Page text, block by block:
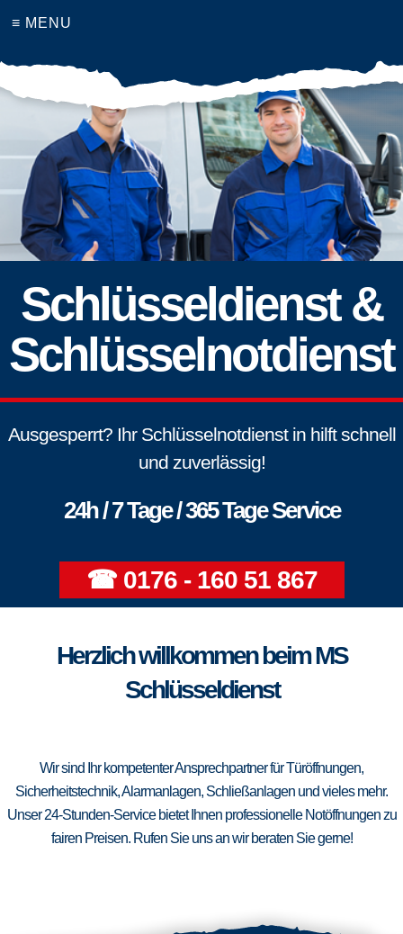
≡ MENU
Schlüsseldienst &
Schlüsselnotdienst
Ausgesperrt? Ihr Schlüsselnotdienst in hilft schnell
und zuverlässig!
24h / 7 Tage / 365 Tage Service
☎ 0176 - 160 51 867
Herzlich willkommen beim MS
Schlüsseldienst
Wir sind Ihr kompetenter Ansprechpartner für Türöffnungen,
Sicherheitstechnik, Alarmanlagen, Schließanlagen und vieles mehr.
Unser 24-Stunden-Service bietet Ihnen professionelle Notöffnungen zu
fairen Preisen. Rufen Sie uns an wir beraten Sie gerne!